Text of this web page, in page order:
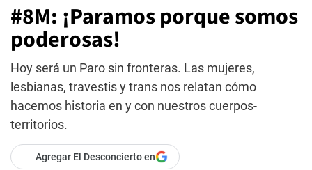
#8M: ¡Paramos porque somos
poderosas!
Hoy será un Paro sin fronteras. Las mujeres,
lesbianas, travestis y trans nos relatan cómo
hacemos historia en y con nuestros cuerpos-
territorios.
Agregar El Desconcierto en